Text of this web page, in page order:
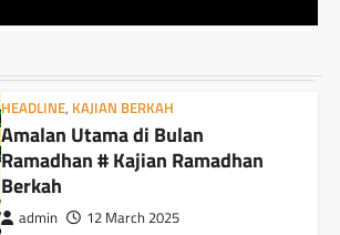
HEADLINE, KAJIAN BERKAH
Amalan Utama di Bulan
Ramadhan # Kajian Ramadhan
Berkah
admin 12 March 2025